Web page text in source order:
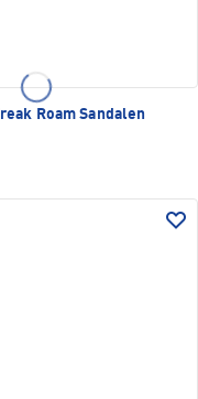
Roam Sandalen